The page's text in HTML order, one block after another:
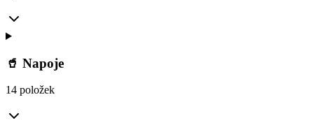
🥤 Napoje
14 položek